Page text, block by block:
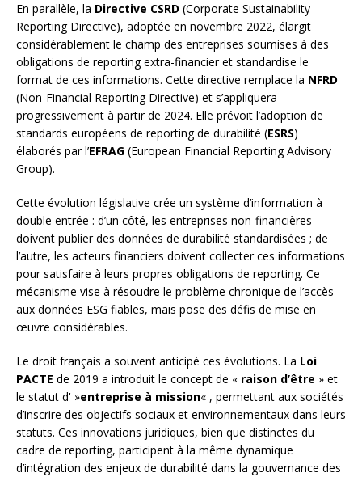
En parallèle, la Directive CSRD (Corporate Sustainability
Reporting Directive), adoptée en novembre 2022, élargit
considérablement le champ des entreprises soumises à des
obligations de reporting extra-financier et standardise le
format de ces informations. Cette directive remplace la NFRD
(Non-Financial Reporting Directive) et s’appliquera
progressivement à partir de 2024. Elle prévoit l’adoption de
standards européens de reporting de durabilité (ESRS)
élaborés par l’EFRAG (European Financial Reporting Advisory
Group).
Cette évolution législative crée un système d’information à
double entrée : d’un côté, les entreprises non-financières
doivent publier des données de durabilité standardisées ; de
l’autre, les acteurs financiers doivent collecter ces informations
pour satisfaire à leurs propres obligations de reporting. Ce
mécanisme vise à résoudre le problème chronique de l’accès
aux données ESG fiables, mais pose des défis de mise en
œuvre considérables.
Le droit français a souvent anticipé ces évolutions. La Loi
PACTE de 2019 a introduit le concept de « raison d’être » et
le statut d' »entreprise à mission« , permettant aux sociétés
d’inscrire des objectifs sociaux et environnementaux dans leurs
statuts. Ces innovations juridiques, bien que distinctes du
cadre de reporting, participent à la même dynamique
d’intégration des enjeux de durabilité dans la gouvernance des